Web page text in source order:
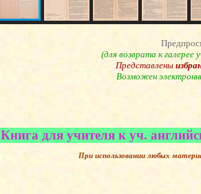
(для возврата к
Представлены
Возможен
Книга для учителя к уч.
При использовании любых